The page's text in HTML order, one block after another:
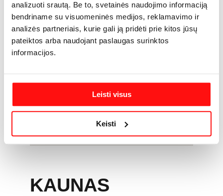
analizuoti srautą. Be to, svetainės naudojimo informaciją
bendriname su visuomeninės medijos, reklamavimo ir
analizės partneriais, kurie gali ją pridėti prie kitos jūsų
pateiktos arba naudojant paslaugas surinktos
informacijos.
Leisti visus
Keisti
II - V 9:30 - 17:30
VI - 10.00 - 15.00
VII - NEDIRBAME
KAUNAS